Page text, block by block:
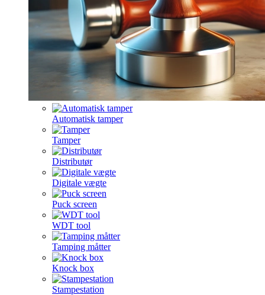
Automatisk tamper
Tamper
Distributør
Digitale vægte
Puck screen
WDT tool
Tamping måtter
Knock box
Stampestation